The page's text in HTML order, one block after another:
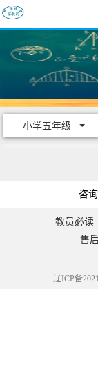
小学五年级
咨
教员必读
售
辽ICP备